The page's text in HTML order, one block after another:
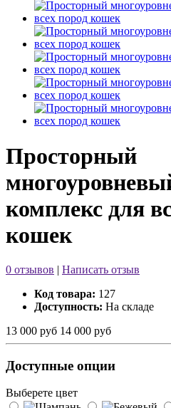
Просторный
комплекс для
кошек
0 отзывов | Написать отзыв
Код товара: 127
Доступность: На складе
13 000 руб 14 000 руб
Доступные опции
Выберете цвет